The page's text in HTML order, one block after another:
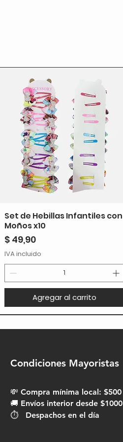
Set de Hebillas Infantiles con
Moños x10
Precio
$ 49,90
IVA incluido
Agregar al carrito
Condiciones Mayoristas
💸 Compra mínima local: $500
🚚 Envíos interior desde $1000
⏱ Despachos en el día